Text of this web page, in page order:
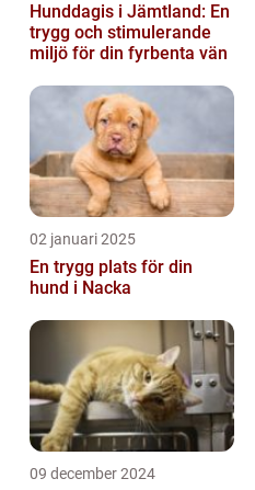
Hunddagis i Jämtland: En
trygg och stimulerande
miljö för din fyrbenta vän
02 januari 2025
En trygg plats för din
hund i Nacka
09 december 2024